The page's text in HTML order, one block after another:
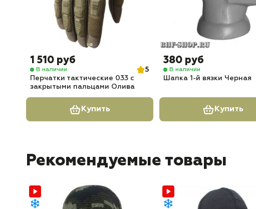
1 510 руб
В наличии
5
Перчатки тактические 033 с
закрытыми пальцами Олива
Купить
380 руб
В наличии
Шапка 1-й вязки Черная
Купить
Рекомендуемые товары